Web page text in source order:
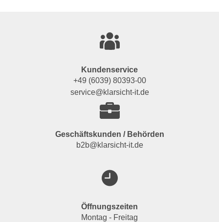
Kundenservice
+49 (6039) 80393-00
service@klarsicht-it.de
Geschäftskunden / Behörden
b2b@klarsicht-it.de
Öffnungszeiten
Montag - Freitag